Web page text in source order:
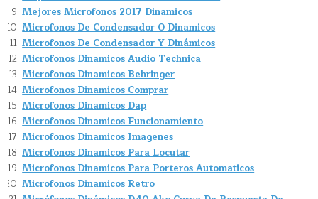
Mejores Microfonos 2017 Dinamicos
Microfonos De Condensador O Dinamicos
Microfonos De Condensador Y Dinámicos
Microfonos Dinamicos Audio Technica
Microfonos Dinamicos Behringer
Microfonos Dinamicos Comprar
Microfonos Dinamicos Dap
Microfonos Dinamicos Funcionamiento
Microfonos Dinamicos Imagenes
Microfonos Dinamicos Para Locutar
Microfonos Dinamicos Para Porteros Automaticos
Microfonos Dinamicos Retro